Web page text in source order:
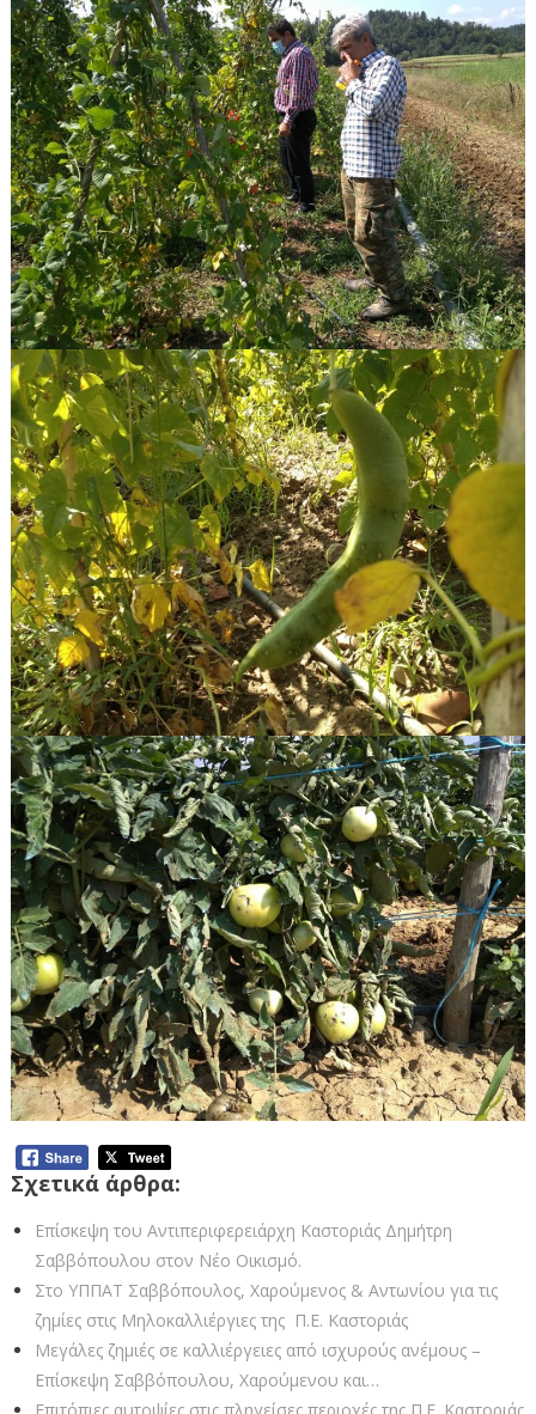
Σχετικά άρθρα:
Επίσκεψη του Αντιπεριφερειάρχη Καστοριάς Δημήτρη
Σαββόπουλου στον Νέο Οικισμό.
Στο ΥΠΠΑΤ Σαββόπουλος, Χαρούμενος & Αντωνίου για τις
ζημίες στις Μηλοκαλλιέργιες της Π.Ε. Καστοριάς
Μεγάλες ζημιές σε καλλιέργειες από ισχυρούς ανέμους –
Επίσκεψη Σαββόπουλου, Χαρούμενου και…